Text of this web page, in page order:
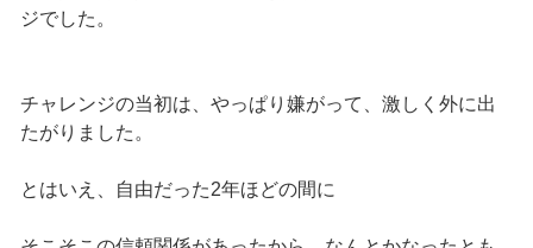
ジでした。
チャレンジの当初は、やっぱり嫌がって、激しく外に出
たがりました。
とはいえ、自由だった2年ほどの間に